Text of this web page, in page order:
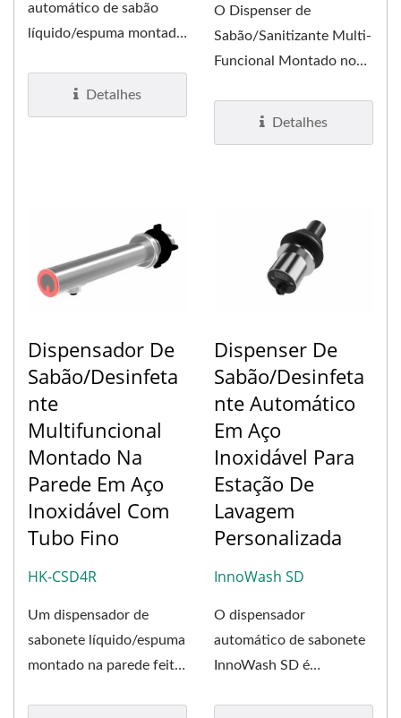
automático de sabão
líquido/espuma montado
Detalhes
O Dispenser de
Sabão/Sanitizante Multi-
Funcional Montado no
Detalhes
Dispensador De
Sabão/Desinfeta
Nte
Multifuncional
Montado Na
Parede Em Aço
Inoxidável Com
Tubo Fino
HK-CSD4R
Um dispensador de
sabonete líquido/espuma
montado na parede feito
Dispenser De
Sabão/Desinfeta
Nte Automático
Em Aço
Inoxidável Para
Estação De
Lavagem
Personalizada
InnoWash SD
O dispensador
automático de sabonete
InnoWash SD é